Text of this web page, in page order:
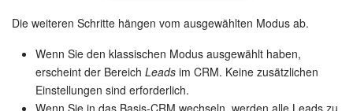
Mitarbeiter
Onlineshop
Websites
Die weiteren Schritte hängen vom ausgewählten Modus ab.
Wenn Sie den klassischen Modus ausgewählt haben,
erscheint der Bereich Leads im CRM. Keine zusätzlichen
Einstellungen sind erforderlich.
Wenn Sie in das Basis-CRM wechseln, werden alle Leads zu